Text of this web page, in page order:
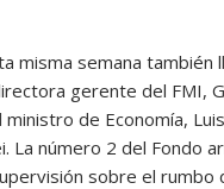
misma semana también
gerente del FMI,
de Economía,
La número 2 del Fondo
sobre el rumbo